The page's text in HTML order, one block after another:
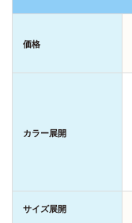
価格
カラー展開
サイズ展開